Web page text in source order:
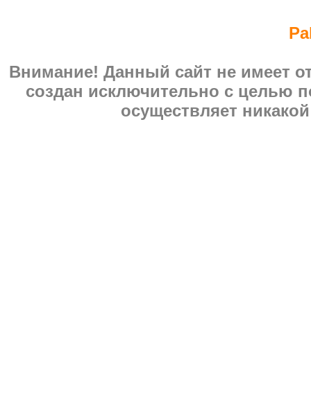
Внимание! Данный сайт не имеет
создан исключительно с целью
осуществляет